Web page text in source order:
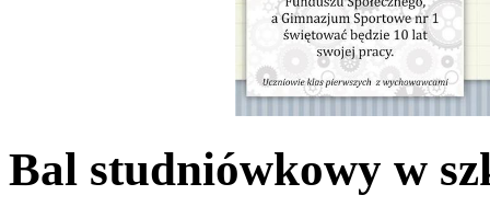
Bal studniówkowy w